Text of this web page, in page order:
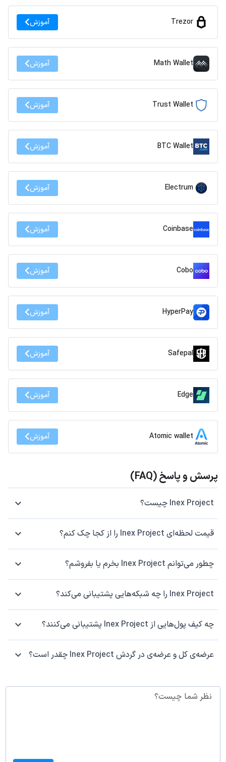
Trezor آموزش
Math Wallet آموزش
Trust Wallet آموزش
BTC Wallet آموزش
Electrum آموزش
Coinbase آموزش
Cobo آموزش
HyperPay آموزش
Safepal آموزش
Edge آموزش
Atomic wallet آموزش
پرسش و پاسخ (FAQ)
Inex Project چیست؟
قیمت لحظه‌ای Inex Project را از کجا چک کنم؟
چطور می‌توانم Inex Project بخرم یا بفروشم؟
Inex Project را چه شبکه‌هایی پشتیبانی می‌کند؟
چه کیف پول‌هایی از Inex Project پشتیبانی می‌کنند؟
عرضه‌ی کل و عرضه‌ی در گردش Inex Project چقدر است؟
نظر شما چیست؟